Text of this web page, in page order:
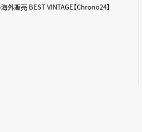
外販売 BEST VINTAGE【Chrono24】